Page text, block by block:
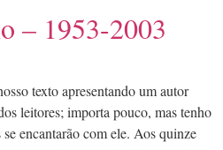
– 1953-2003
texto apresentando um autor
leitores; importa pouco, mas tenho
encantarão com ele. Aos quinze